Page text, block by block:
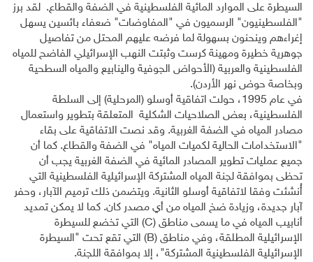
السيطرة على الموارد المائية الفلسطينية في الضفة والقطاع. لقد برز
"الفلسطينيون" الرسميون في "المفاوضات" ضعفاء بائسين يسهل
إغراءهم وينحنون بسهولة لما فرضه عليهم المحتل من تفاصيل
جوهرية خطيرة ومهينة كرست وثبتت النهب الإسرائيلي الفاضح للمياه
الفلسطينية والعربية (الأحواض الجوفية والينابيع والمياه السطحية
وبخاصة حوض نهر الأردن).
في عام 1995، حولت اتفاقية أوسلو (المرحلية) إلى السلطة
الفلسطينية، بعض الصلاحيات الشكلية المتعلقة بتطوير واستعمال
مصادر المياه في الضفة الغربية. وقد نصت الاتفاقية على بقاء
"الاستخدامات الحالية لكميات المياه" في الضفة والقطاع. كما أن
جميع عمليات تطوير المصادر المائية في الضفة الغربية يجب أن
تحظى بموافقة لجنة المياه المشتركة الإسرائيلية الفلسطينية التي
أُنشئت وفقا لاتفاقية أوسلو الثانية. ويتضمن ذلك ترميم الآبار، وحفر
آبار جديدة، وزيادة ضخ المياه من أي مصدر كان. كما لا يمكن تمديد
أنابيب المياه في ما يسمى مناطق (C) التي تخضع للسيطرة
الإسرائيلية المطلقة، وفي مناطق (B) التي تقع تحت "السيطرة
الإسرائيلية الفلسطينية المشتركة"، إلا بموافقة اللجنة.